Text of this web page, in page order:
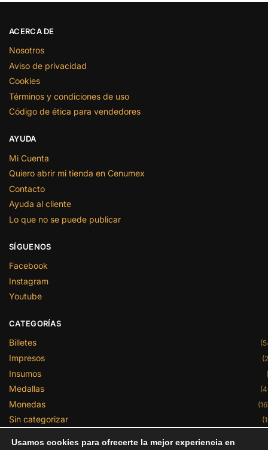
ACERCA DE
Nosotros
Aviso de privacidad
Cookies
Términos y condiciones de uso
Código de ética para vendedores
AYUDA
Mi Cuenta
Quiero abrir mi tienda en Cenumex
Contacto
Ayuda al cliente
Lo que no se puede publicar
SÍGUENOS
Facebook
Instagram
Youtube
CATEGORÍAS
Billetes
Impresos
Insumos
Medallas
Monedas
Sin categorizar
Centro Numismático de México y Cenumex son marcas
Usamos cookies para ofrecerte la mejor experiencia en